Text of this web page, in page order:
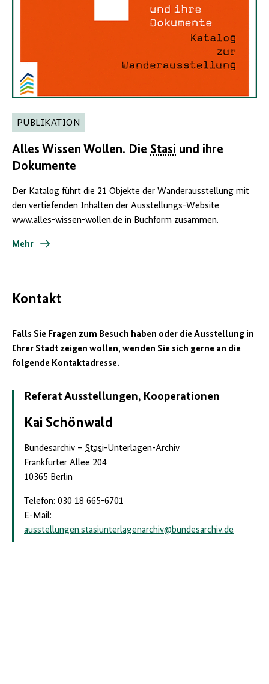
PUBLIKATION
Alles Wissen Wollen. Die Stasi und ihre
Dokumente
Der Katalog führt die 21 Objekte der Wanderausstellung mit
den vertiefenden Inhalten der Ausstellungs-Website
www.alles-wissen-wollen.de in Buchform zusammen.
Mehr
Kontakt
Falls Sie Fragen zum Besuch haben oder die Ausstellung in
Ihrer Stadt zeigen wollen, wenden Sie sich gerne an die
folgende Kontaktadresse.
Referat Ausstellungen, Kooperationen
Kai Schönwald
Bundesarchiv – Stasi-Unterlagen-Archiv
Frankfurter Allee 204
10365 Berlin
Telefon: 030 18 665-6701
E-Mail:
ausstellungen.stasiunterlagenarchiv@bundesarchiv.de